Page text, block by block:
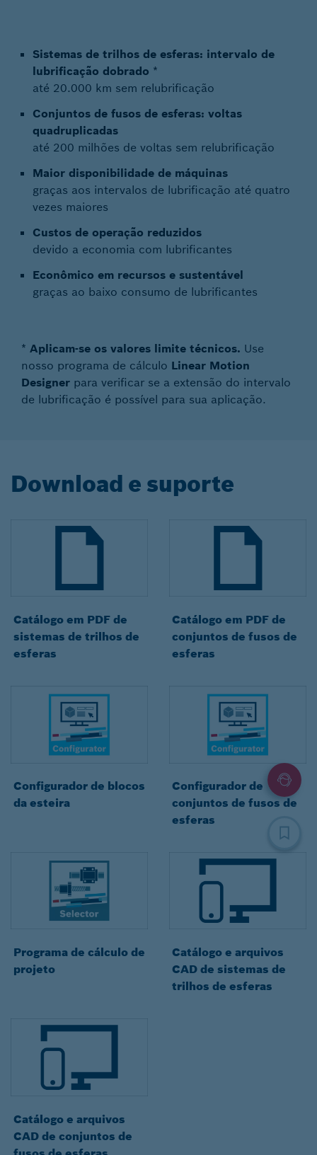
Sistemas de trilhos de esferas: intervalo de
lubrificação dobrado *
até 20.000 km sem relubrificação
Conjuntos de fusos de esferas: voltas
quadruplicadas
até 200 milhões de voltas sem relubrificação
Maior disponibilidade de máquinas
graças aos intervalos de lubrificação até quatro
vezes maiores
Custos de operação reduzidos
devido a economia com lubrificantes
Econômico em recursos e sustentável
graças ao baixo consumo de lubrificantes
* Aplicam-se os valores limite técnicos. Use
nosso programa de cálculo Linear Motion
Designer para verificar se a extensão do intervalo
de lubrificação é possível para sua aplicação.
Download e suporte
Catálogo em PDF de
sistemas de trilhos de
esferas
Catálogo em PDF de
conjuntos de fusos de
esferas
Configurador de blocos
da esteira
Configurador de
conjuntos de fusos de
esferas
Programa de cálculo de
projeto
Catálogo e arquivos
CAD de sistemas de
trilhos de esferas
Catálogo e arquivos
CAD de conjuntos de